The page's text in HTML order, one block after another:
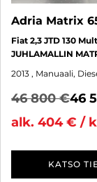
Adria Matrix
Fiat 2,3 JTD 130
JUHLAMALLIN
2013 , Manuaali,
46 800 €46
alk. 404 € /
KATSO